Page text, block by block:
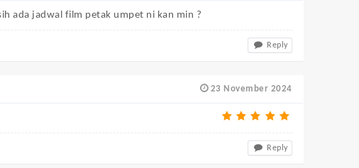
ada jadwal film petak umpet ni kan min ?
Reply
23 November 2024
Reply